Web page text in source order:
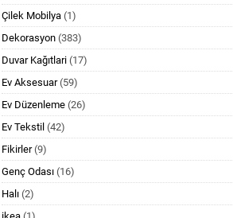
Çilek Mobilya (1)
Dekorasyon (383)
Duvar Kağıtlari (17)
Ev Aksesuar(59)
Ev Düzenleme (26)
Ev Tekstil (42)
Fikirler(9)
Genç Odası (16)
Halı (2)